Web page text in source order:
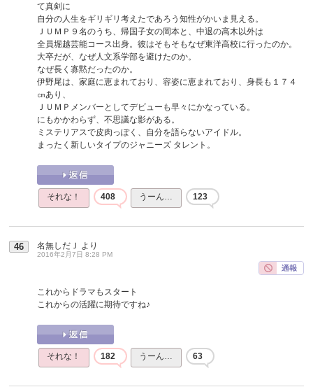
て真剣に
自分の人生をギリギリ考えたであろう知性がかいま見える。
ＪＵＭＰ９名のうち、帰国子女の岡本と、中退の高木以外は
全員堀越芸能コース出身。彼はそもそもなぜ東洋高校に行ったのか。
大卒だが、なぜ人文系学部を避けたのか。
なぜ長く寡黙だったのか。
伊野尾は、家庭に恵まれており、容姿に恵まれており、身長も１７４
㎝あり、
ＪＵＭＰメンバーとしてデビューも早々にかなっている。
にもかかわらず、不思議な影がある。
ミステリアスで皮肉っぽく、自分を語らないアイドル。
まったく新しいタイプのジャニーズ タレント。
それな！ 408 うーん… 123
46 名無しだＪ より
2016年2月7日 8:28 PM
これからドラマもスタート
これからの活躍に期待ですね♪
それな！ 182 うーん… 63